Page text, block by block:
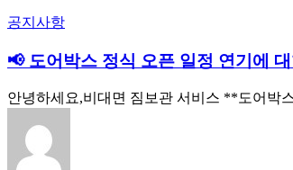
공지사항
📢 도어박스 정식 오픈 일정 연기에 대
안녕하세요,비대면 짐보관 서비스 **도어박